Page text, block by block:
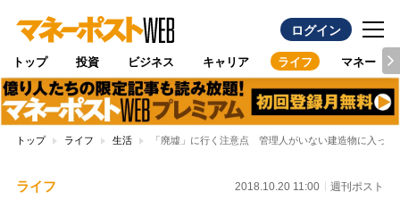
ログイン
トップ 投資 ビジネス キャリア ライフ マネー
トップ ライフ 生活 「廃墟」に行く注意点 管理人がいない建造物に入った
ライフ 2018.10.20 11:00 週刊ポスト